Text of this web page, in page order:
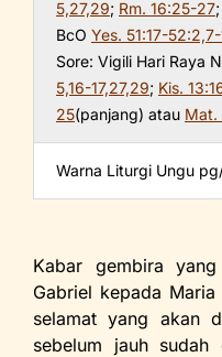
5,27,29; Rm. 16:25-27;
BcO Yes. 51:17-
Sore: Vigili Hari Raya
5,16-17,27,29; Kis.
25(panjang) atau Mat.
Warna Liturgi Ungu
Kabar gembira
Gabriel kepada
selamat yang akan
sebelum jauh